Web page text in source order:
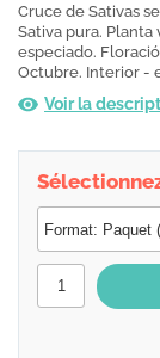
Cruce de Sativas
Sativa pura.
especiado.
Octubre. Interior -
Voir la